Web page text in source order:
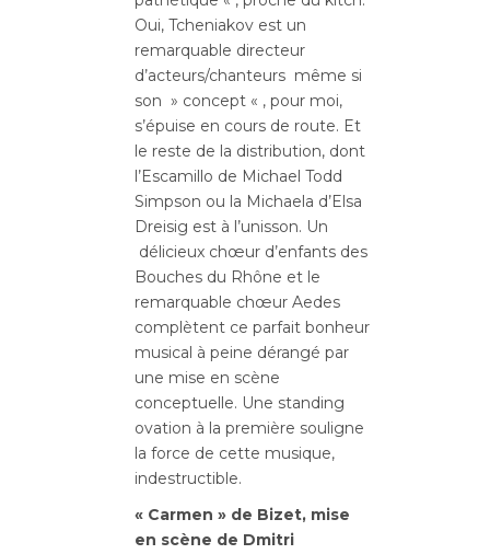
Oui, Tcheniakov est un
remarquable directeur
d’acteurs/chanteurs même si
son » concept « , pour moi,
s’épuise en cours de route. Et
le reste de la distribution, dont
l’Escamillo de Michael Todd
Simpson ou la Michaela d’Elsa
Dreisig est à l’unisson. Un
délicieux chœur d’enfants des
Bouches du Rhône et le
remarquable chœur Aedes
complètent ce parfait bonheur
musical à peine dérangé par
une mise en scène
conceptuelle. Une standing
ovation à la première souligne
la force de cette musique,
indestructible.
« Carmen » de Bizet, mise
en scène de Dmitri